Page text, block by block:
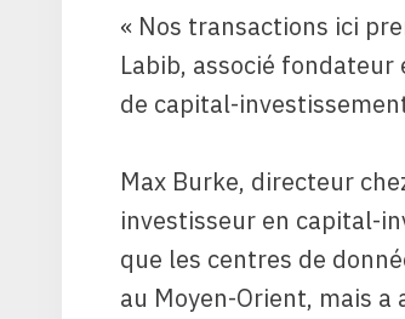
« Nos transactions ici
Labib, associé
de capital-
Max Burke, directeur
investisseur en capital-
que les centres de
au Moyen-Orient, mais